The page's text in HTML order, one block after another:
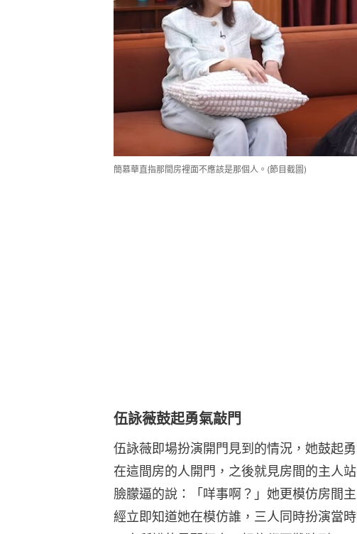
簡慕華直指那間房裡面不應該是那個人。(節目截圖)
伍詠薇鼓起勇氣敲門
伍詠薇即場扮演開門見到的情況，她鼓起
在這間房的人開門，之後就見房間的主人
臉朦逼的說：「咩事啊？」她更模仿房間
經立即知道她在模仿誰，三人同時扮演當